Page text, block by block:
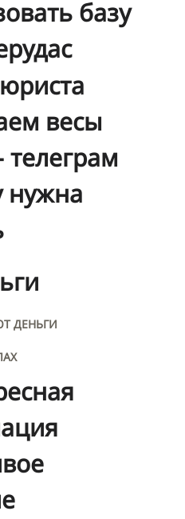
базу
весы
телеграм
нужна
ДЕНЬГИ